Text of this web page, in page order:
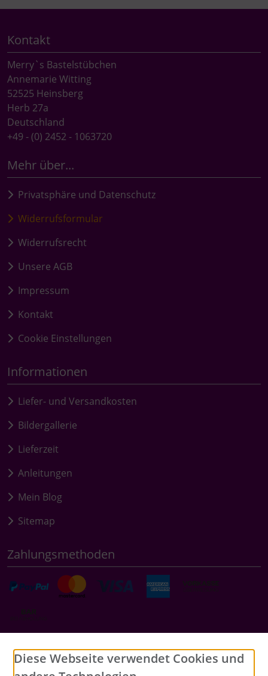
Kontakt
Merry`s Bastelstübchen
Annemarie Witting
52525 Heinsberg
Herb 27a
Deutschland
+49 - (0) 2452 - 1063720
Mehr über...
Privatsphäre und Datenschutz
Widerrufsformular
Widerrufsrecht
Unsere AGB
Impressum
Kontakt
Cookie Einstellungen
Informationen
Liefer- und Versandkosten
Bildergallerie
Lieferzeit
Anleitungen
Mein Blog
Sitemap
Zahlungsmethoden
Social Media
Diese Webseite verwendet Cookies und